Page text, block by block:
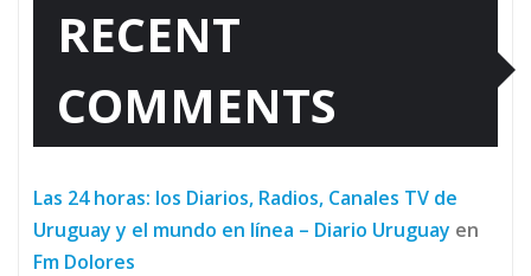
RECENT
COMMENTS
Las 24 horas: los Diarios, Radios, Canales TV de
Uruguay y el mundo en línea – Diario Uruguay en
Fm Dolores